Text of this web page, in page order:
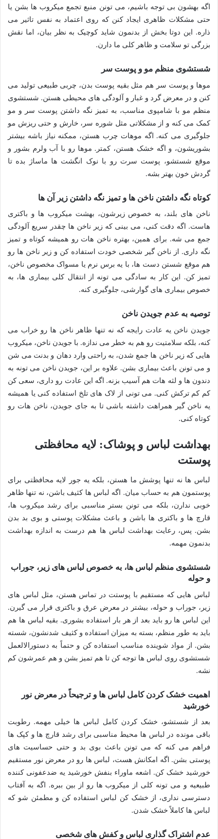
اگه بهشون بی توجه باشیم، می تونن منبع تجمع میکروب ها بشن یا
حتی مشکلات ظاهری ایجاد کنن که روی اعتماد به نفس تاثیر می
ذاره. این دوتا بخش از بدنمون شاید کوچیک به نظر بیان، اما نقش
بزرگی تو سلامت و ظاهر کلی ما دارن.
شستشوی منظم مو و پوست سر
موها و پوست سر هم مثل بقیه پوست بدن، چربی طبیعی تولید می
کنن و در معرض گرد و غبار و آلودگی های محیطی هستن. شستشوی
منظم مو با شامپوی مناسب، به تمیز نگه داشتن پوست سر و مو
کمک می کنه و از مشکلاتی مثل شوره سر، خارش و حتی ریزش مو
جلوگیری می کنه. اگه موهات چرب هستن، ممکنه نیاز باشه بیشتر
بشوریشون، و اگه خشک هستن، کمتر. موها رو با آب ولرم بشور و
موقع شستشو، پوست سرت رو با نوک انگشت ها ماساژ بده تا
گردش خون بهتر بشه.
کوتاه نگه داشتن ناخن ها و تمیز نگه داشتن زیر آن ها
ناخن های بلند، به خصوص زیرشون، بهشت میکروب ها و باکتری
هاست. اگه دقت کنی، می بینی که زیر ناخن ها چقدر سریع آلودگی
جمع می شه. برای همین، بهتره ناخن هات رو همیشه کوتاه و تمیز
نگه داری. از ناخن گیر شخصی خودت استفاده کن و زیر ناخن ها رو
هم موقع شستن دست ها، با یه برس نرم یا مسواک مخصوص ناخن،
تمیز کن. این کار به سادگی می تونه از انتقال کلی بیماری ها، به
خصوص بیماری های گوارشی، جلوگیری کنه.
توصیه به عدم جویدن ناخن
جویدن ناخن یه عادت رایجه که نه تنها ظاهر ناخن ها رو خراب می
کنه، بلکه سلامتیت رو هم به خطر می ندازه. با جویدن ناخن، میکروب
هایی که زیر ناخن ها جمع شدن، به راحتی وارد دهان و بدنت می شن
و می تونن باعث بیماری بشن. علاوه بر این، جویدن ناخن می تونه به
دندون ها و لثه هات هم آسیب بزنه. اگه این عادت رو داری، سعی کن
کم کم ترکش کنی. می تونی از لاک های تلخ استفاده کنی یا همیشه
یه ناخن گیر همراهت داشته باشی تا به جای جویدن، ناخن هات رو
کوتاه کنی.
بهداشت لباس و پوشاک: لایه محافظتی
پوستت
لباس ها نه تنها پوشش ما هستن، بلکه یه جور لایه محافظتی برای
پوستمون هم به حساب میان. اگه لباس ها کثیف باشن، نه تنها ظاهر
خوبی ندارن، بلکه می تونن بستر مناسبی برای رشد میکروب ها،
قارچ ها و باکتری ها باشن و باعث مشکلات پوستی و بوی بد بدن
بشن. پس، رعایت بهداشت لباس ها هم درست به اندازه بهداشت
بدنمون مهمه.
شستشوی منظم لباس ها، به خصوص لباس های زیر، جوراب
و حوله
لباس هایی که مستقیم با پوستت در تماس هستن، مثل لباس های
زیر، جوراب و حوله، بیشتر در معرض عرق و باکتری قرار می گیرن.
این لباس ها رو باید بعد از هر بار استفاده بشوری. بقیه لباس ها هم
باید به طور منظم، بسته به میزان استفاده و کثیف شدنشون، شسته
بشن. از مواد شوینده مناسب استفاده کن و حتماً به دستورالالعمل
شستشوی روی لباس ها توجه کن تا هم تمیز بشن و هم عمرشون کم
نشه.
اهمیت خشک کردن کامل لباس ها و ترجیحاً در معرض نور
خورشید
بعد از شستشو، خشک کردن کامل لباس ها خیلی مهمه. رطوبت
باقی مونده در لباس ها محیط مناسبی برای رشد قارچ ها و کپک ها
فراهم می کنه که می تونن باعث بوی بد و حتی حساسیت های
پوستی بشن. اگه امکانش هست، لباس ها رو در معرض نور مستقیم
خورشید خشک کن. اشعه ماوراء بنفش خورشید یه ضدعفونی کننده
طبیعیه و می تونه کلی از میکروب ها رو از بین ببره. اگه به آفتاب
دسترسی نداری، از خشک کن لباس استفاده کن و مطمئن شو که
لباس ها کاملاً خشک شدن.
عدم اشتراک گذاری لباس و کفش های شخصی